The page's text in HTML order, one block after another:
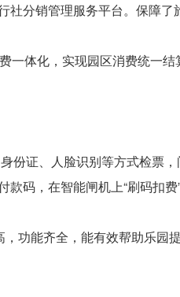
分销管理服务平台。保障
体化，实现园区消费统一
份证、人脸识别等方式检票
码，在智能闸机上“刷码扣费”
功能齐全，能有效帮助乐园